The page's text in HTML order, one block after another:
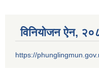
विनियोजन ऐन‚
https://